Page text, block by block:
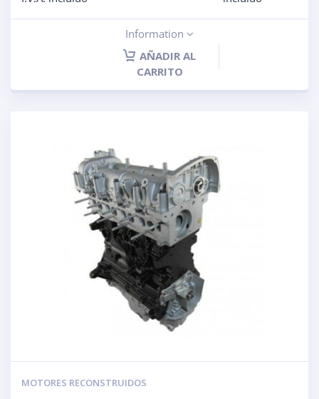
Information
AÑADIR AL
CARRITO
MOTORES RECONSTRUIDOS